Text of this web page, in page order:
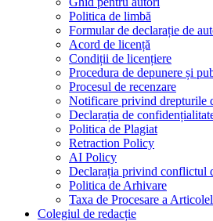
Politica de limbă
Formular de declarație de
Acord de licență
Condiții de licențiere
Procedura de depunere și
Procesul de recenzare
Notificare privind drepturile
Declarația de
Politica de Plagiat
Retraction Policy
AI Policy
Declarația privind conflictul
Politica de Arhivare
Taxa de Procesare a
Colegiul de redacție